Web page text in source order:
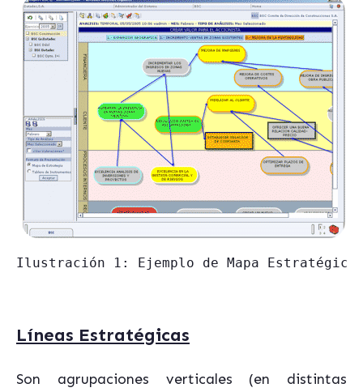
Ilustración 1: Ejemplo de Mapa Estratégico
Líneas Estratégicas
Son agrupaciones verticales (en distintas